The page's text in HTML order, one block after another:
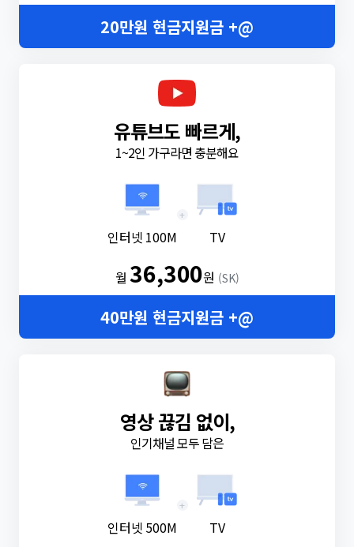
20만원 현금지원금 +@
유튜브도 빠르게,
1~2인 가구라면 충분해요
인터넷 100M
+
TV
월36,300원 (SK)
40만원 현금지원금 +@
영상 끊김 없이,
인기채널 모두 담은
인터넷 500M
+
TV